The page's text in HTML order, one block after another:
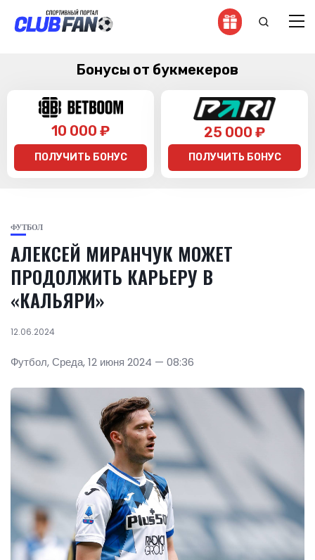
Бонусы от букмекеров
10 000 ₽
ПОЛУЧИТЬ БОНУС
25 000 ₽
ПОЛУЧИТЬ БОНУС
ФУТБОЛ
АЛЕКСЕЙ МИРАНЧУК МОЖЕТ
ПРОДОЛЖИТЬ КАРЬЕРУ В
«КАЛЬЯРИ»
12.06.2024
Футбол, Среда, 12 июня 2024 — 08:36